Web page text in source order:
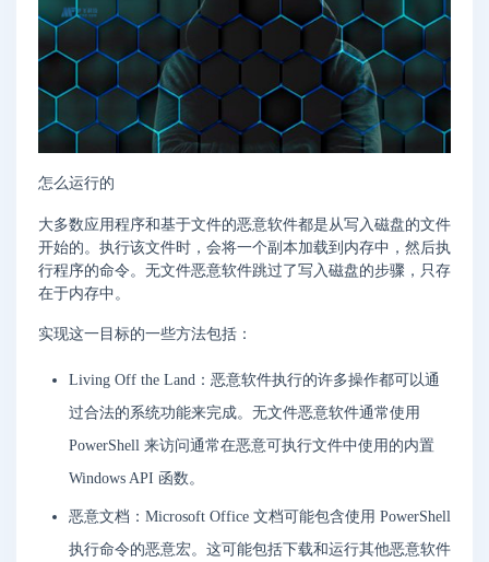
怎么运行的
大多数应用程序和基于文件的恶意软件都是从写入磁盘的文件
开始的。执行该文件时，会将一个副本加载到内存中，然后执
行程序的命令。无文件恶意软件跳过了写入磁盘的步骤，只存
在于内存中。
实现这一目标的一些方法包括：
Living Off the Land：恶意软件执行的许多操作都可以通
过合法的系统功能来完成。无文件恶意软件通常使用
PowerShell 来访问通常在恶意可执行文件中使用的内置
Windows API 函数。
恶意文档：Microsoft Office 文档可能包含使用 PowerShell
执行命令的恶意宏。这可能包括下载和运行其他恶意软件